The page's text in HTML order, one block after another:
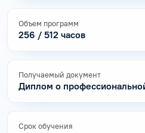
Объем программ
256 / 512 часов
Получаемый документ
Диплом о
Срок обучения